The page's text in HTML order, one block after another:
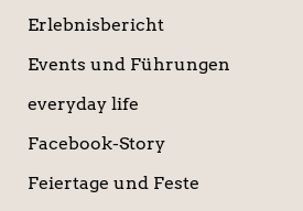
Erlebnisbericht
Events und Führungen
everyday life
Facebook-Story
Feiertage und Feste